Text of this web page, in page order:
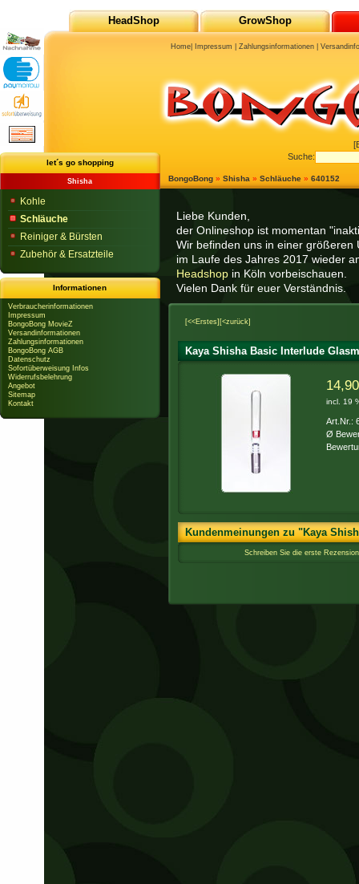
Liebe Kunden,
der Onlineshop ist momentan
Wir befinden uns in einer größeren
im Laufe des Jahres 2017 wieder
Headshop in Köln vorbeischauen.
Vielen Dank für euer Verständnis.
[<<Erstes] [<zurück]
Kaya Shisha Basic Interlude
incl. 19
Art.Nr.:
Ø
Kundenmeinungen zu "Kaya
Schreiben Sie die erste
BongoBong » Shisha » Schläuche » 640152
let´s go shopping
Shisha
Kohle
Schläuche
Reiniger & Bürsten
Zubehör & Ersatzteile
Informationen
Verbraucherinformationen
Impressum
BongoBong MovieZ
Versandinformationen
Zahlungsinformationen
BongoBong AGB
Datenschutz
Sofortüberweisung Infos
Widerrufsbelehrung
Angebot
Sitemap
Kontakt
HeadShop GrowShop
Suche:
Home Impressum |Zahlungsinformationen |